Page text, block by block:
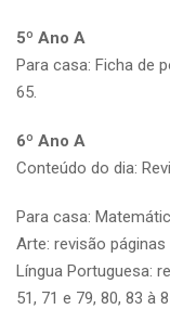
5º Ano A
Para casa: Ficha de
65.
6º Ano A
Conteúdo do dia:
Para casa:
Arte: revisão páginas
Língua Portuguesa:
51, 71 e 79, 80, 83 à